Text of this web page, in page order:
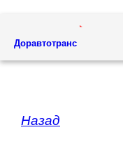
Доравтотранс
Назад